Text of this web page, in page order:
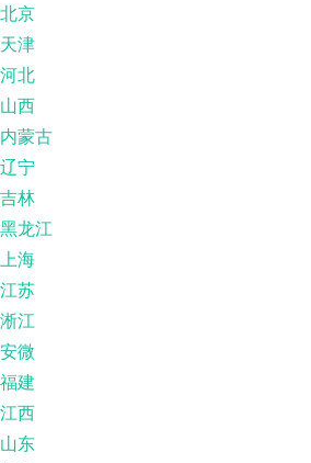
北京
天津
河北
山西
内蒙古
辽宁
吉林
黑龙江
上海
江苏
淅江
安微
福建
江西
山东